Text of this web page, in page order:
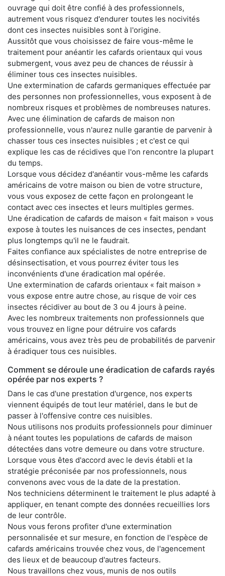
ouvrage qui doit être confié à des professionnels,
autrement vous risquez d'endurer toutes les nocivités
dont ces insectes nuisibles sont à l'origine.
Aussitôt que vous choisissez de faire vous-même le
traitement pour anéantir les cafards orientaux qui vous
submergent, vous avez peu de chances de réussir à
éliminer tous ces insectes nuisibles.
Une extermination de cafards germaniques effectuée par
des personnes non professionnelles, vous exposent à de
nombreux risques et problèmes de nombreuses natures.
Avec une élimination de cafards de maison non
professionnelle, vous n'aurez nulle garantie de parvenir à
chasser tous ces insectes nuisibles ; et c'est ce qui
explique les cas de récidives que l'on rencontre la plupart
du temps.
Lorsque vous décidez d'anéantir vous-même les cafards
américains de votre maison ou bien de votre structure,
vous vous exposez de cette façon en prolongeant le
contact avec ces insectes et leurs multiples germes.
Une éradication de cafards de maison « fait maison » vous
expose à toutes les nuisances de ces insectes, pendant
plus longtemps qu'il ne le faudrait.
Faites confiance aux spécialistes de notre entreprise de
désinsectisation, et vous pourrez éviter tous les
inconvénients d'une éradication mal opérée.
Une extermination de cafards orientaux « fait maison »
vous expose entre autre chose, au risque de voir ces
insectes récidiver au bout de 3 ou 4 jours à peine.
Avec les nombreux traitements non professionnels que
vous trouvez en ligne pour détruire vos cafards
américains, vous avez très peu de probabilités de parvenir
à éradiquer tous ces nuisibles.
Comment se déroule une éradication de cafards rayés
opérée par nos experts ?
Dans le cas d'une prestation d'urgence, nos experts
viennent équipés de tout leur matériel, dans le but de
passer à l'offensive contre ces nuisibles.
Nous utilisons nos produits professionnels pour diminuer
à néant toutes les populations de cafards de maison
détectées dans votre demeure ou dans votre structure.
Lorsque vous êtes d'accord avec le devis établi et la
stratégie préconisée par nos professionnels, nous
convenons avec vous de la date de la prestation.
Nos techniciens déterminent le traitement le plus adapté à
appliquer, en tenant compte des données recueillies lors
de leur contrôle.
Nous vous ferons profiter d'une extermination
personnalisée et sur mesure, en fonction de l'espèce de
cafards américains trouvée chez vous, de l'agencement
des lieux et de beaucoup d'autres facteurs.
Nous travaillons chez vous, munis de nos outils